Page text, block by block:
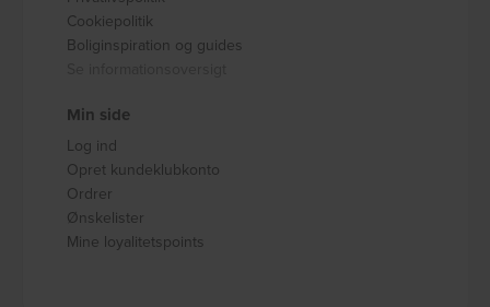
Cookiepolitik
Boliginspiration og guides
Min side
Log ind
Opret kundeklubkonto
Ordrer
Ønskelister
Mine loyalitetspoints